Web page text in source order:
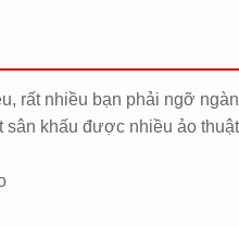
rất nhiều bạn phải ngỡ
khấu được nhiều ảo